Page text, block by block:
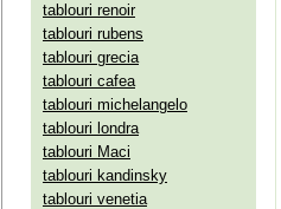
tablouri renoir
tablouri rubens
tablouri grecia
tablouri cafea
tablouri michelangelo
tablouri londra
tablouri Maci
tablouri kandinsky
tablouri venetia